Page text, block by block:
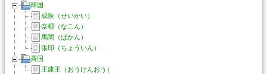
韓国
成恢（せいかい）
奈棍（なこん）
馬関（ばかん）
張印（ちょういん）
斉国
王建王（おうけんおう）